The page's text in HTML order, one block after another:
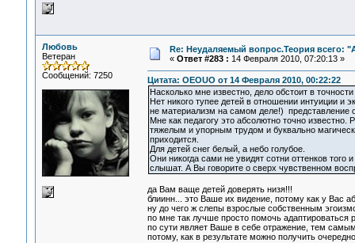
Любовь
Ветеран
Сообщений: 7250
Re: Неудаляемый вопрос.Теория всего:
« Ответ #283 : 14 Февраля 2010, 07:20:13 »
Цитата: OEOUO от 14 Февраля 2010, 00:22:22
Насколько мне известно, дело обстоит в точности
Нет никого тупее детей в отношении интуиции и
не материализм на самом деле!)
Мне как педагогу это абсолютно точно
тяжелым и упорным трудом и буквально
приходится.
Для детей снег белый, а небо голубое.
Они никогда сами не увидят сотни оттенков
слышат. А Вы говорите о сверх чувственном
да Вам ваще детей доверять низя!!!
блиинн... это Ваше их видение, потому как у Вас
ну до чего ж слепы взрослые собственным
по мне так лучше просто помочь адаптироваться
по сути являет Ваше в себе отражение, тем
потому, как в результате можно получить